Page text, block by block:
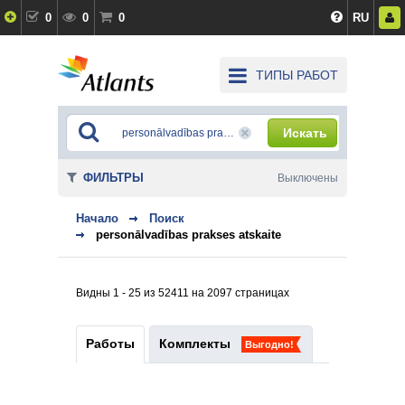
0 0 0 RU
ТИПЫ РАБОТ
Искать
Начало
Поиск
personālvadības prakses atskaite
Видны 1 - 25 из 52411 на 2097 страницах
Работы Комплекты Выгодно!
ФИЛЬТРЫ Выключены